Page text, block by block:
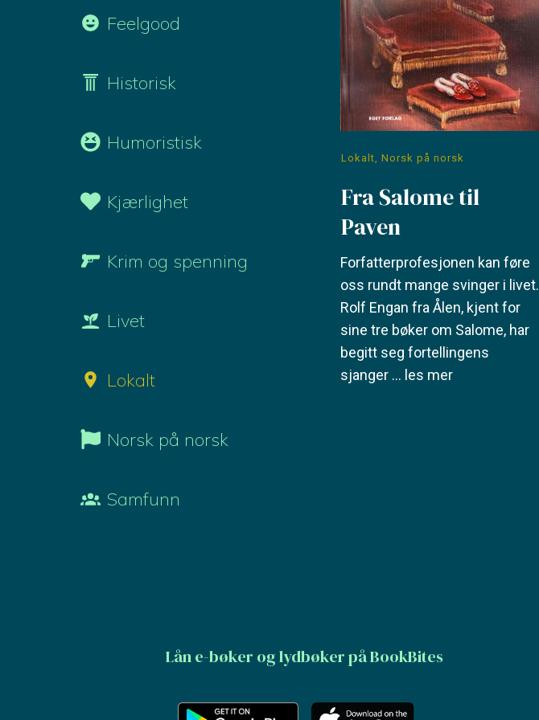
Lokalt Norsk på norsk
Fra Salome til
Paven
Forfatterprofesjonen kan føre
oss rundt mange svinger i livet.
Rolf Engan fra Ålen, kjent for
sine tre bøker om Salome, har
begitt seg fortellingens
sjanger ... les mer
Feelgood
Historisk
Humoristisk
Kjærlighet
Krim og spenning
Livet
Lokalt
Norsk på norsk
Samfunn
Lån e-bøker og lydbøker på BookBites